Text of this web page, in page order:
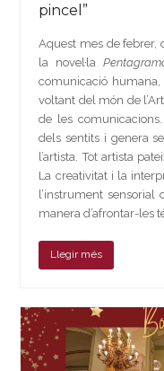
pincel”
Aquest mes de febrer,
la novel·la
comunicació humana,
voltant del món de
de les
dels sentits i genera
l’artista. Tot artista
La creativitat i la
l’instrument sensorial
manera d’afrontar-les
Llegir més